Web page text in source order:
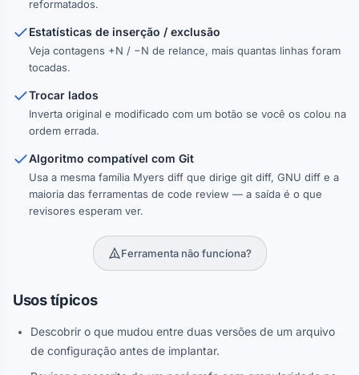
reformatados.
Estatísticas de inserção / exclusão
Veja contagens +N / −N de relance, mais quantas linhas foram
tocadas.
Trocar lados
Inverta original e modificado com um botão se você os colou na
ordem errada.
Algoritmo compatível com Git
Usa a mesma família Myers diff que dirige git diff, GNU diff e a
maioria das ferramentas de code review — a saída é o que
revisores esperam ver.
Ferramenta não funciona?
Usos típicos
Descobrir o que mudou entre duas versões de um arquivo
de configuração antes de implantar.